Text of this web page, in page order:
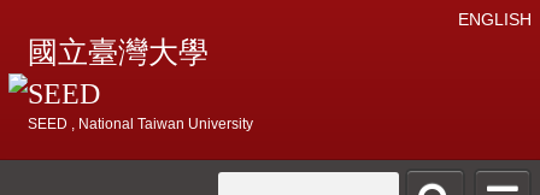
ENGLISH
國立臺灣大學
SEED
SEED , National Taiwan University